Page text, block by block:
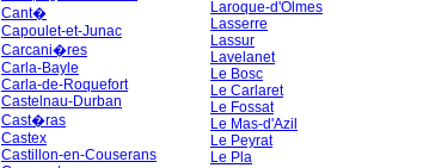
Cant�
Capoulet-et-Junac
Carcani�res
Carla-Bayle
Carla-de-Roquefort
Castelnau-Durban
Cast�ras
Castex
Castillon-en-Couserans
Laroque-d'Olmes
Lasserre
Lassur
Lavelanet
Le Bosc
Le Carlaret
Le Fossat
Le Mas-d'Azil
Le Peyrat
Le Pla